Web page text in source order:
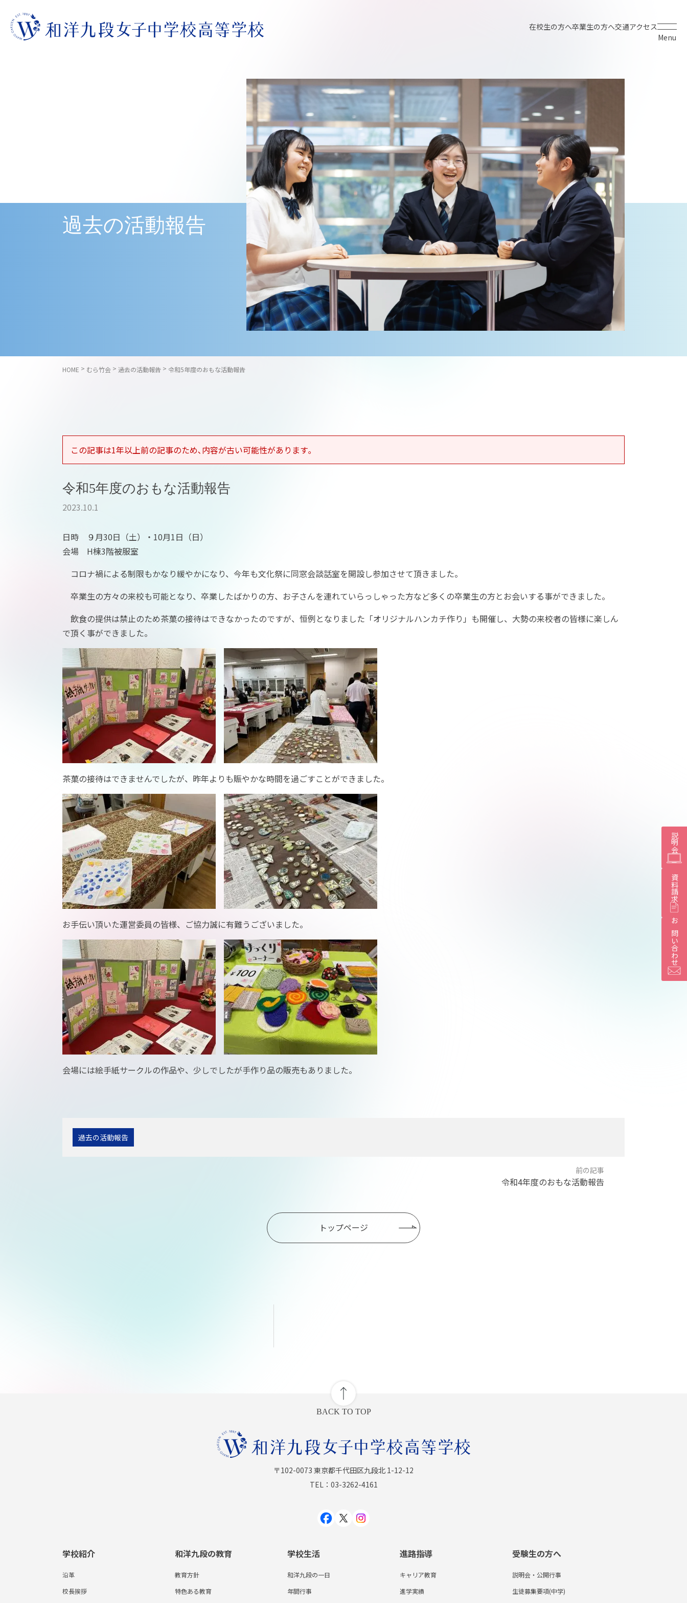
在校生の方へ卒業生の方へ交通アクセス
Menu
過去の活動報告
HOME > むら竹会 > 過去の活動報告 > 令和5年度のおもな活動報告
この記事は1年以上前の記事のため､内容が古い可能性があります｡
令和5年度のおもな活動報告
2023.10.1
日時 ９月30日（土）・10月1日（日）
会場 H棟3階被服室
コロナ禍による制限もかなり緩やかになり、今年も文化祭に同窓会談話室を開設し参加させて頂きました。
卒業生の方々の来校も可能となり、卒業したばかりの方、お子さんを連れていらっしゃった方など多くの卒業生の方とお会いする事ができました。
飲食の提供は禁止のため茶菓の接待はできなかったのですが、恒例となりました「オリジナルハンカチ作り」も開催し、大勢の来校者の皆様に楽しん
で頂く事ができました。
茶菓の接待はできませんでしたが、昨年よりも賑やかな時間を過ごすことができました。
お手伝い頂いた運営委員の皆様、ご協力誠に有難うございました。
会場には絵手紙サークルの作品や、少しでしたが手作り品の販売もありました。
過去の活動報告
令和4年度のおもな活動報告
トップページ
BACK TO TOP
〒102-0073 東京都千代田区九段北 1-12-12
TEL：03-3262-4161
学校紹介
沿革
校長挨拶
和洋九段の教育
教育方針
特色ある教育
学校生活
和洋九段の一日
年間行事
進路指導
キャリア教育
進学実績
受験生の方へ
説明会・公開行事
生徒募集要項(中学)
説明会
資料請求
お問い合わせ